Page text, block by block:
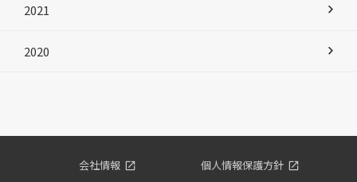
2021
2020
会社情報 個人情報保護方針